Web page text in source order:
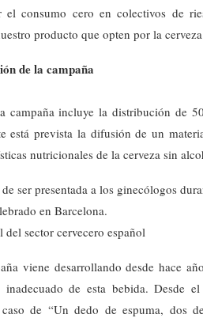
el consumo cero en colectivos de
producto que opten por la
de la campaña
campaña incluye la distribución de
está prevista la difusión de un
nutricionales de la cerveza sin
ser presentada a los ginecólogos
en Barcelona.
sector cervecero español
viene desarrollando desde hace
de esta bebida. Desde
de “Un dedo de espuma, dos